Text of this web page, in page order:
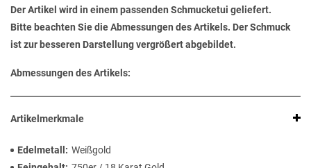
Der Artikel wird in einem passenden Schmucketui geliefert.
Bitte beachten Sie die Abmessungen des Artikels. Der Schmuck
ist zur besseren Darstellung vergrößert abgebildet.
Abmessungen des Artikels:
Artikelmerkmale
Edelmetall
Weißgold